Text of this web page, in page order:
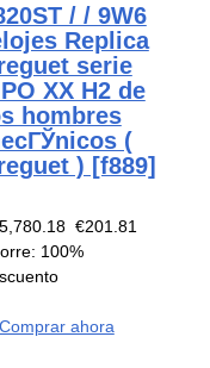
/ / 9W6
Replica
serie
XX H2 de
hombres
(
) [f889]
€201.81
100%